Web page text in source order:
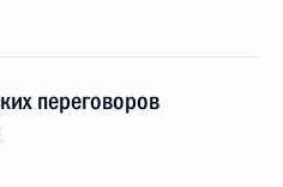
переговоров